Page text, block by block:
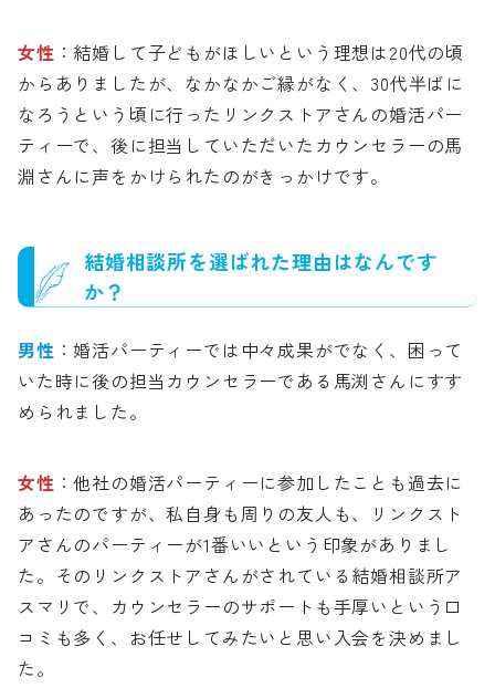
女性 ：結婚して子どもがほしいという理想は20代の頃
からありましたが、なかなかご縁がなく、30代半ばに
なろうという頃に行ったリンクストアさんの婚活パー
ティーで、後に担当していただいたカウンセラーの馬
淵さんに声をかけられたのがきっかけです。
結婚相談所を選ばれた理由はなんです
か？
男性 ：婚活パーティーでは中々成果がでなく、困って
いた時に後の担当カウンセラーである馬渕さんにすす
められました。
女性 ：他社の婚活パーティーに参加したことも過去に
あったのですが、私自身も周りの友人も、リンクスト
アさんのパーティーが1番いいという印象がありまし
た。そのリンクストアさんがされている結婚相談所ア
スマリで、カウンセラーのサポートも手厚いという口
コミも多く、お任せしてみたいと思い入会を決めまし
た。